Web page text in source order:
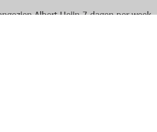
Albert Heijn 7 dagen per week